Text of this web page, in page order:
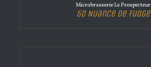
Microbrasserie Le Prospecteur
50 Nuance de Fudge